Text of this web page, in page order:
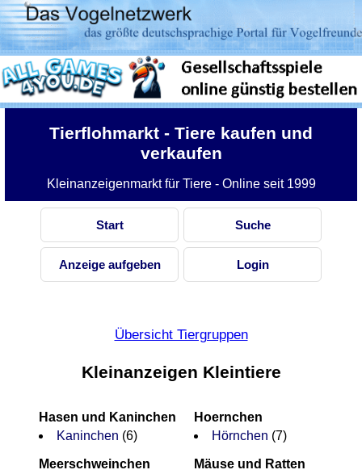
Tierflohmarkt - Tiere kaufen und
verkaufen
Kleinanzeigenmarkt für Tiere - Online seit 1999
Start Suche
Anzeige aufgeben Login
Übersicht Tiergruppen
Kleinanzeigen Kleintiere
Hasen und Kaninchen
Kaninchen (6)
Hoernchen
Hörnchen (7)
Meerschweinchen
Mäuse und Ratten